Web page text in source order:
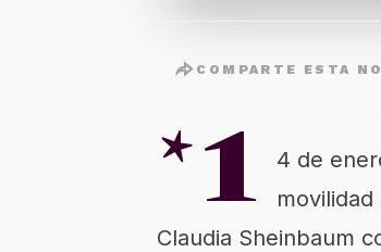
COMPARTE ESTA
*1
4 de
Claudia Sheinbaum